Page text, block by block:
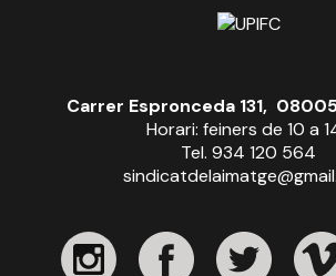
Carrer Espronceda 131,
Horari: feiners de 10 a
Tel. 934 120 564